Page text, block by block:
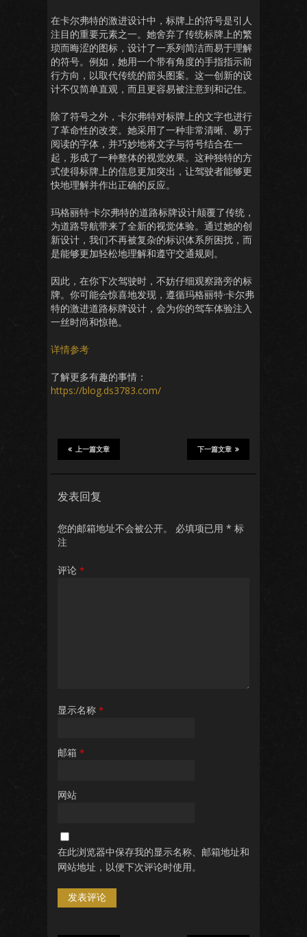
在卡尔弗特的激进设计中，标牌上的符号是引人
注目的重要元素之一。她舍弃了传统标牌上的繁
琐而晦涩的图标，设计了一系列简洁而易于理解
的符号。例如，她用一个带有角度的手指指示前
行方向，以取代传统的箭头图案。这一创新的设
计不仅简单直观，而且更容易被注意到和记住。
除了符号之外，卡尔弗特对标牌上的文字也进行
了革命性的改变。她采用了一种非常清晰、易于
阅读的字体，并巧妙地将文字与符号结合在一
起，形成了一种整体的视觉效果。这种独特的方
式使得标牌上的信息更加突出，让驾驶者能够更
快地理解并作出正确的反应。
玛格丽特·卡尔弗特的道路标牌设计颠覆了传统，
为道路导航带来了全新的视觉体验。通过她的创
新设计，我们不再被复杂的标识体系所困扰，而
是能够更加轻松地理解和遵守交通规则。
因此，在你下次驾驶时，不妨仔细观察路旁的标
牌。你可能会惊喜地发现，遵循玛格丽特·卡尔弗
特的激进道路标牌设计，会为你的驾车体验注入
一丝时尚和惊艳。
详情参考
了解更多有趣的事情：
https://blog.ds3783.com/
下一篇文章
上一篇文章
发表回复
您的邮箱地址不会被公开。 必填项已用 * 标
注
评论 *
显示名称 *
邮箱 *
网站
在此浏览器中保存我的显示名称、邮箱地址和
网站地址，以便下次评论时使用。